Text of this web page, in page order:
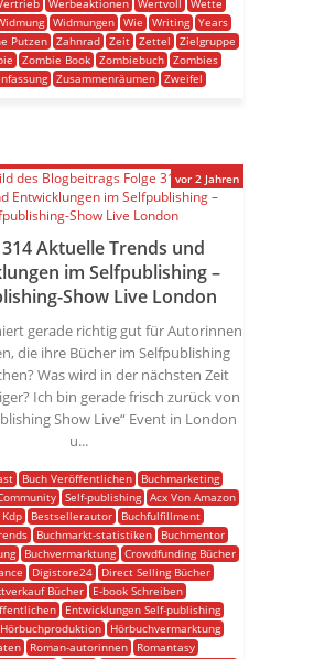
Werbeaktionen Wertvoll
Wette
Widmungen Wie Writing Years
Putzen Zahnrad Zeit Zettel
Zielgruppe
Zombie Book Zombiebuch
Zombies
Zusammenräumen Zweifel
Aktuelle Trends und
im Selfpublishing –
Show Live London
gerade richtig gut für Autorinnen
die ihre Bücher im Selfpublishing
Was wird in der nächsten Zeit
Ich bin gerade frisch zurück von
Show Live“ Event in London
u...
Buch Veröffentlichen
Buchmarketing
Self-publishing
Acx Von Amazon
Bestsellerautor
Buchfulfillment
Buchmarkt-statistiken
Buchmentor
Buchvermarktung
Crowdfunding Bücher
Digistore24
Direct Selling Bücher
Bücher
E-book Schreiben
Entwicklungen Self-publishing
Hörbuchproduktion
Hörbuchvermarktung
Roman-autorinnen
Romantasy
vor 2 Jahren